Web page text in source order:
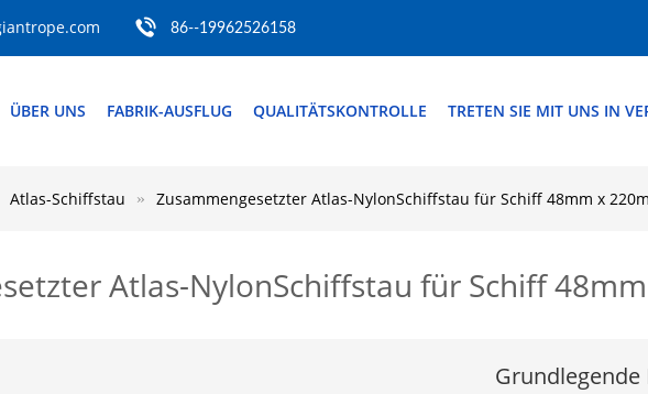
86--19962526158
ÜBER UNS FABRIK-AUSFLUG QUALITÄTSKONTROLLE TRETEN SIE MIT UNS IN
Atlas-Schiffstau Zusammengesetzter Atlas-NylonSchiffstau für Schiff 48mm x
Atlas-NylonSchiffstau für Schiff